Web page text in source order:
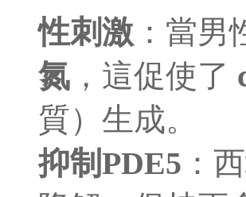
性刺激 ：當
氮 ，這促使了
質）生成。
抑制PDE5 ：